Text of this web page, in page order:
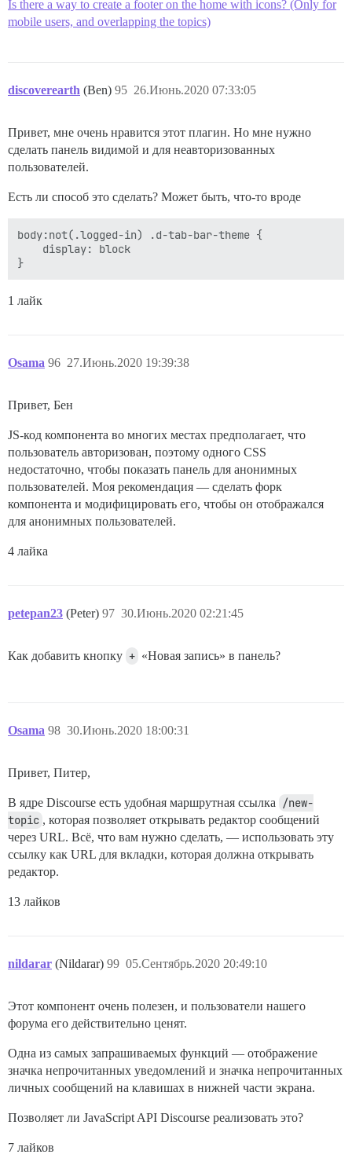
Is there a way to create a footer on the home with icons? (Only for
mobile users, and overlapping the topics)
discoverearth (Ben) 26.Июнь.2020 07:33:05
95
Привет, мне очень нравится этот плагин. Но мне нужно
сделать панель видимой и для неавторизованных
пользователей.
Есть ли способ это сделать? Может быть, что-то вроде
body:not(.logged-in) .d-tab-bar-theme {
    display: block
1 лайк
Osama 27.Июнь.2020 19:39:38
96
Привет, Бен
JS-код компонента во многих местах предполагает, что
пользователь авторизован, поэтому одного CSS
недостаточно, чтобы показать панель для анонимных
пользователей. Моя рекомендация — сделать форк
компонента и модифицировать его, чтобы он отображался
для анонимных пользователей.
4 лайка
petepan23 (Peter) 30.Июнь.2020 02:21:45
97
Как добавить кнопку + «Новая запись» в панель?
Osama 30.Июнь.2020 18:00:31
98
Привет, Питер,
В ядре Discourse есть удобная маршрутная ссылка
/new-
topic , которая позволяет открывать редактор сообщений
через URL. Всё, что вам нужно сделать, — использовать эту
ссылку как URL для вкладки, которая должна открывать
редактор.
13 лайков
nildarar (Nildarar) 05.Сентябрь.2020 20:49:10
99
Этот компонент очень полезен, и пользователи нашего
форума его действительно ценят.
Одна из самых запрашиваемых функций — отображение
значка непрочитанных уведомлений и значка непрочитанных
личных сообщений на клавишах в нижней части экрана.
Позволяет ли JavaScript API Discourse реализовать это?
7 лайков